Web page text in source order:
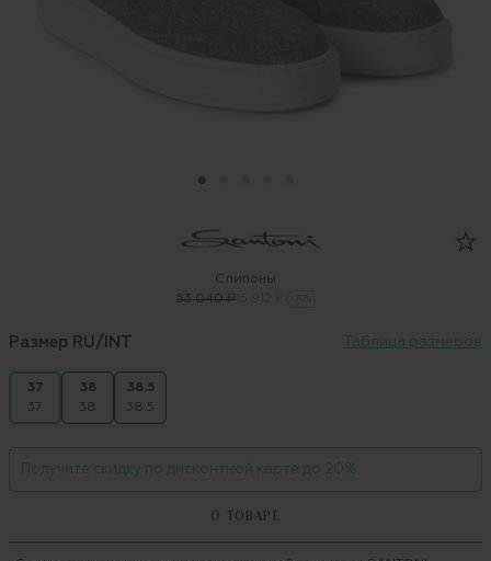
Слипоны
53 040 ₽ 15 912 ₽ -70%
Размер RU/INT Таблица размеров
37
37
38
38
38.5
38.5
Получите скидку по дисконтной карте до 20%
О ТОВАРЕ